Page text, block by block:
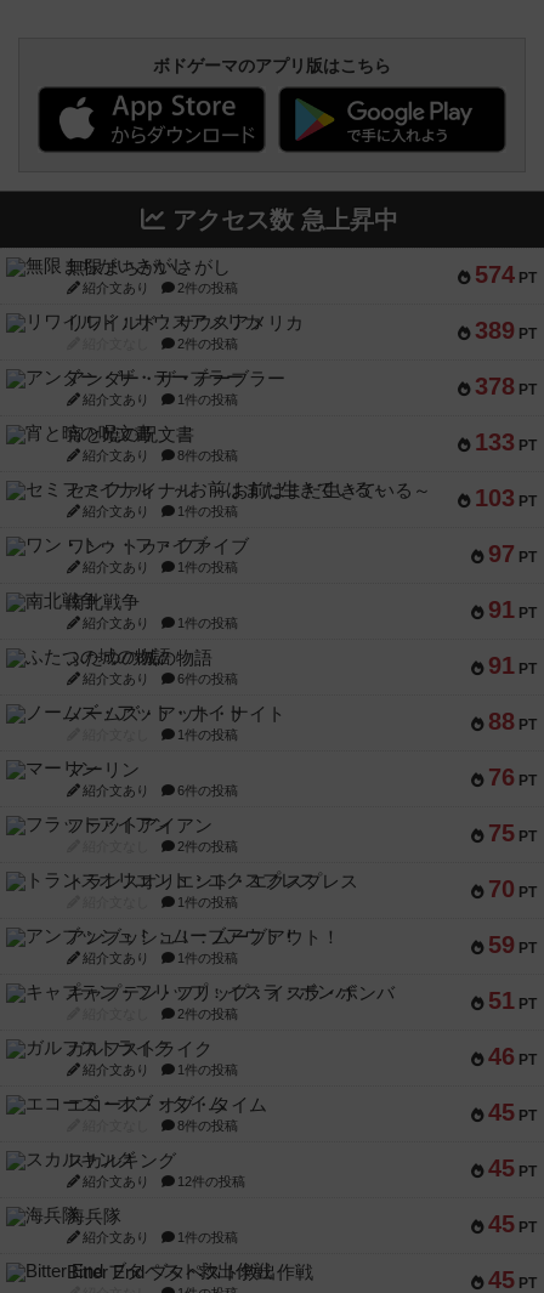
ボドゲーマのアプリ版はこちら
アクセス数 急上昇中
574 PT
無限まちがいさがし
紹介文あり 2件の投稿
389 PT
リワイルド：サウスアメリカ
2件の投稿
378 PT
アンダー・ザ・テーブラー
紹介文あり 1件の投稿
133 PT
宵と暁の呪文書
紹介文あり 8件の投稿
103 PT
セミファイナル ～お前はまだ生きている～
紹介文あり 1件の投稿
97 PT
ワン・トゥ・ファイブ
紹介文あり 1件の投稿
91 PT
南北戦争
紹介文あり 1件の投稿
91 PT
ふたつの城の物語
紹介文あり 6件の投稿
88 PT
ノームズ・アット・ナイト
1件の投稿
76 PT
マーリン
紹介文あり 6件の投稿
75 PT
フラットアイアン
2件の投稿
70 PT
トランスオリエント・エクスプレス
1件の投稿
59 PT
アンブッシュ！：ムーブアウト！
紹介文あり 1件の投稿
51 PT
キャプテン・フリップ：イスラ・ボンバ
2件の投稿
46 PT
ガルフストライク
紹介文あり 1件の投稿
45 PT
エコーズ・オブ・タイム
8件の投稿
45 PT
スカルキング
紹介文あり 12件の投稿
45 PT
海兵隊
紹介文あり 1件の投稿
45 PT
Bitter End ブタペスト救出作戦